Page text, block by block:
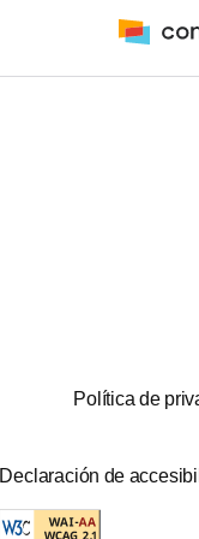
Política de
Declaración de